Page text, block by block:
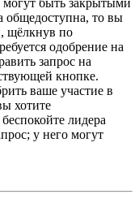
могут быть закрытыми
то вы
щёлкнув по
одобрение на
запрос на
кнопке.
ваше участие в
хотите
лидера
у него могут